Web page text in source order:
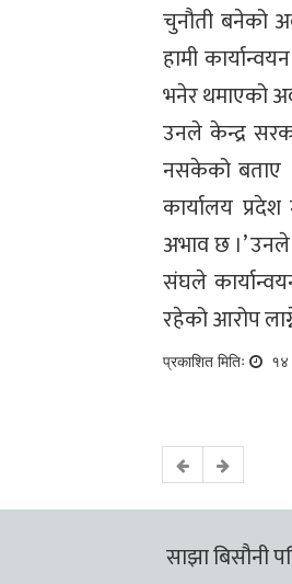
चुनौती बनेको
हामी
भनेर थमाएको
उनले केन्द्र
नसकेको बताए ।
कार्यालय
अभाव छ ।’
संघले
रहेको आरोप
प्रकाशित मितिः १४
साझा बिसौनी